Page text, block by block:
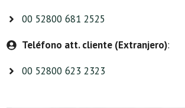
00 52800 681 2525
Teléfono att. cliente (Extranjero):
00 52800 623 2323